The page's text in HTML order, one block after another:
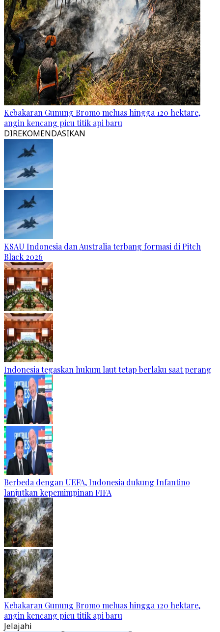
Kebakaran Gunung Bromo meluas hingga 120 hektare,
angin kencang picu titik api baru
DIREKOMENDASIKAN
KSAU Indonesia dan Australia terbang formasi di Pitch
Black 2026
Indonesia tegaskan hukum laut tetap berlaku saat perang
Berbeda dengan UEFA, Indonesia dukung Infantino
lanjutkan kepemimpinan FIFA
Kebakaran Gunung Bromo meluas hingga 120 hektare,
angin kencang picu titik api baru
Jelajahi